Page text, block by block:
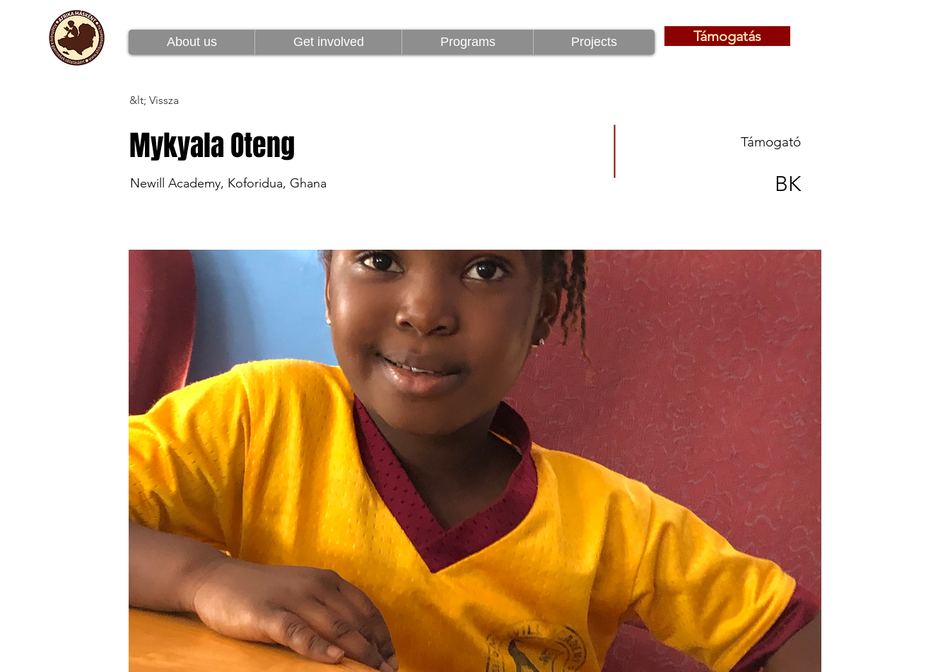
Rólunk Csatlakozz 1% Támogatás
About us Get involved Programs Projects Támogatás
&lt; Vissza
Mykyala Oteng
Newill Academy, Koforidua, Ghana
Támogató
BK